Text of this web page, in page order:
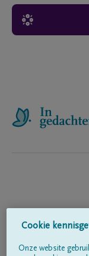
Cookie
Onze website